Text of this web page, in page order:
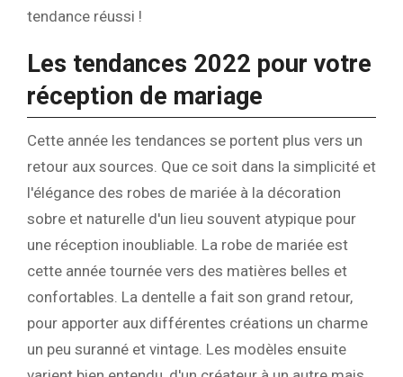
tendance réussi !
Les tendances 2022 pour votre
réception de mariage
Cette année les tendances se portent plus vers un
retour aux sources. Que ce soit dans la simplicité et
l'élégance des robes de mariée à la décoration
sobre et naturelle d'un lieu souvent atypique pour
une réception inoubliable. La robe de mariée est
cette année tournée vers des matières belles et
confortables. La dentelle a fait son grand retour,
pour apporter aux différentes créations un charme
un peu suranné et vintage. Les modèles ensuite